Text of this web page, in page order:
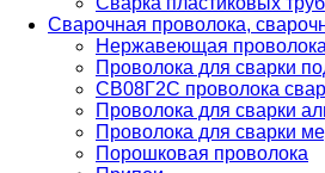
Сварочная проволока,
Нержавеющая
Проволока для сварки
СВ08Г2С проволока
Проволока для сварки
Проволока для сварки
Порошковая проволока